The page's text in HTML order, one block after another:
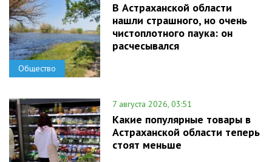
Общество
В Астраханской области
нашли страшного, но очень
чистоплотного паука: он
расчесывался
7 августа 2026, 03:51
Какие популярные товары в
Астраханской области теперь
стоят меньше